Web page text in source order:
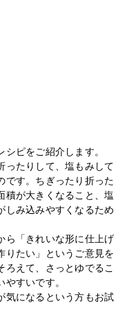
ピをご紹介します。
ったりして、塩もみして
です。ちぎったり折った
積が大きくなること、塩
しみ込みやすくなるため
ら「きれいな形に仕上げ
りたい」というご意見を
えて、さっとゆでるこ
すいです。
気になるという方もお試